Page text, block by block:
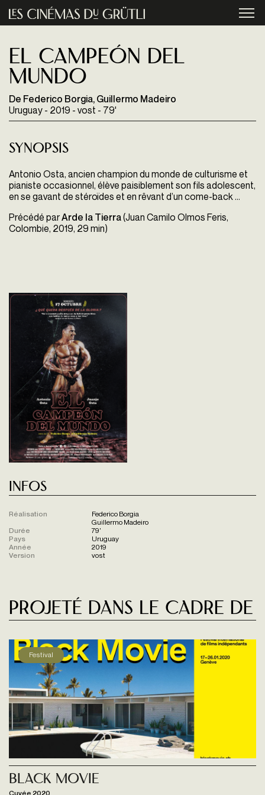
Aller au contenu principal
El campeón del
mundo
De Federico Borgia, Guillermo Madeiro
Uruguay - 2019 - vost - 79'
Synopsis
Antonio Osta, ancien champion du monde de culturisme et
pianiste occasionnel, élève paisiblement son fils adolescent,
en se gavant de stéroïdes et en rêvant d’un come-back …
Précédé parArde la Tierra(Juan Camilo Olmos Feris,
Colombie, 2019, 29 min)
Infos
Réalisation
Federico Borgia
Guillermo Madeiro
Durée
79'
Pays
Uruguay
Année
2019
Version
vost
Projeté dans le cadre de
Festival
Black Movie
Cuvée 2020